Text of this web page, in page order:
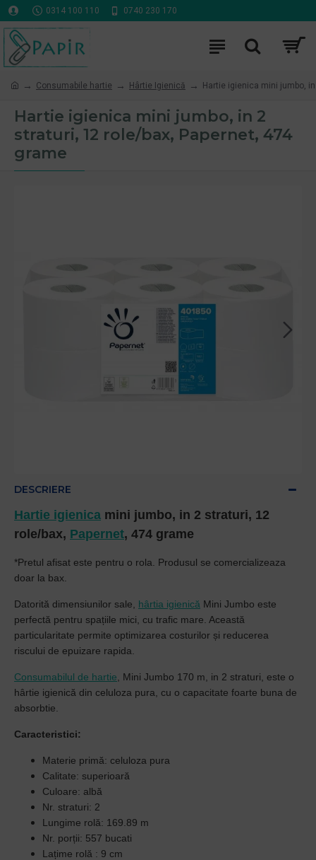
0314 100 110 0740 230 170
Consumabile hartie Hârtie Igienică Hartie igienica mini jumbo,
Hartie igienica mini jumbo, in 2
straturi, 12 role/bax, Papernet, 474
grame
DESCRIERE
Hartie igienica mini jumbo, in 2 straturi, 12
role/bax, Papernet, 474 grame
*Pretul afisat este pentru o rola. Produsul se comercializeaza
doar la bax.
Datorită dimensiunilor sale, hârtia igienică Mini Jumbo este
perfectă pentru spațiile mici, cu trafic mare. Această
particularitate permite optimizarea costurilor și reducerea
riscului de epuizare rapida.
Consumabilul de hartie , Mini Jumbo 170 m, in 2 straturi, este o
hârtie igienică din celuloza pura, cu o capacitate foarte buna de
absorbtie.
Caracteristici:
Materie primă: celuloza pura
Calitate: superioară
Culoare: albă
Nr. straturi: 2
Lungime rolă: 169.89 m
Nr. porții: 557 bucati
Lațime rolă : 9 cm